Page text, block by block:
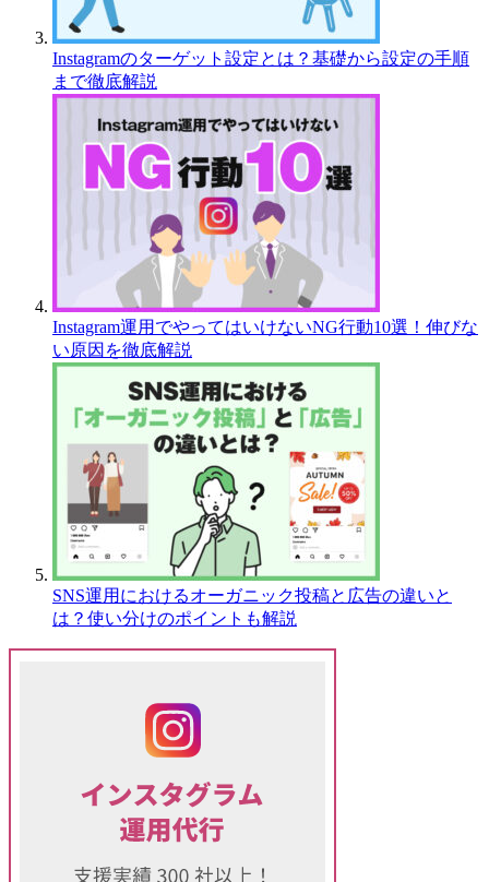
Instagramのターゲット設定とは？基礎から設定の手順
まで徹底解説
Instagram運用でやってはいけないNG行動10選！伸びな
い原因を徹底解説
SNS運用におけるオーガニック投稿と広告の違いと
は？使い分けのポイントも解説